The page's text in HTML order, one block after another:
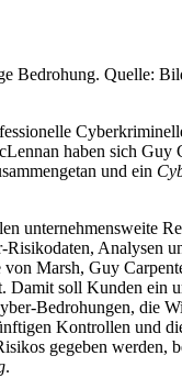
Bedrohung. Quelle:
haben sich Guy
und ein
unternehmensweite
Analysen
von Marsh, Guy
Damit soll Kunden ein
Bedrohungen, die
Kontrollen und
gegeben werden,
.